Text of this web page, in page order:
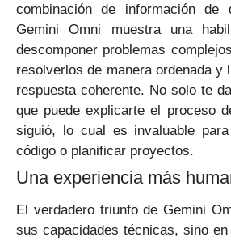
combinación de información de
Gemini Omni muestra una
descomponer problemas
resolverlos de manera ordenada y
respuesta coherente. No solo te
que puede explicarte el proceso
siguió, lo cual es invaluable para
código o planificar proyectos.
Una experiencia más
El verdadero triunfo de Gemini
sus capacidades técnicas, sino